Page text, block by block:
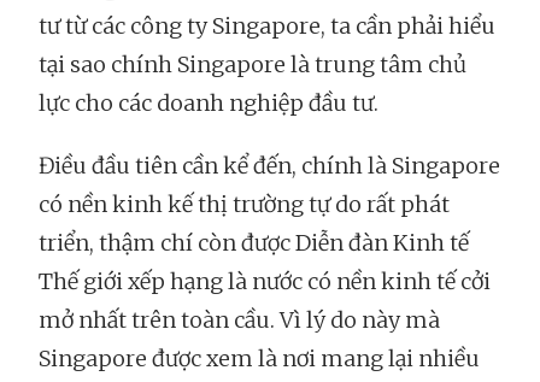
tư từ các công ty Singapore, ta cần phải hiểu
tại sao chính Singapore là trung tâm chủ
lực cho các doanh nghiệp đầu tư.
Điều đầu tiên cần kể đến, chính là Singapore
có nền kinh kế thị trường tự do rất phát
triển, thậm chí còn được Diễn đàn Kinh tế
Thế giới xếp hạng là nước có nền kinh tế cởi
mở nhất trên toàn cầu. Vì lý do này mà
Singapore được xem là nơi mang lại nhiều